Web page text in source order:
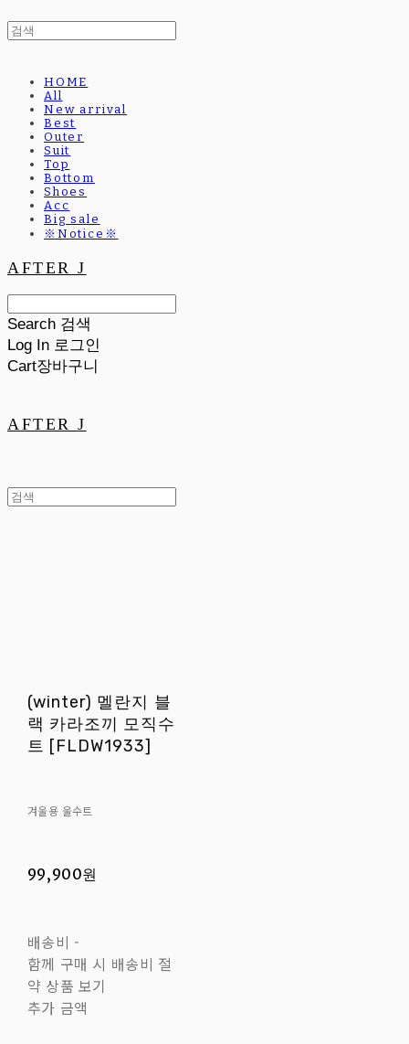
HOME
All
New arrival
Best
Outer
Suit
Top
Bottom
Shoes
Acc
Big sale
※Notice※
AFTER J
Search 검색
Log In 로그인
Cart장바구니
AFTER J
(winter) 멜란지 블
랙 카라조끼 모직수
트 [FLDW1933]
겨울용 울수트
99,900원
배송비 -
함께 구매 시 배송비 절
약 상품 보기
추가 금액